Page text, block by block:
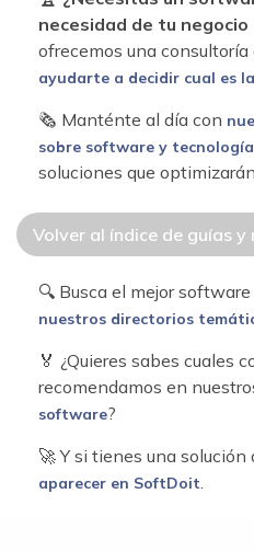
necesidad de tu negocio
ofrecemos una
ayudarte a decidir cual es
🗞 Manténte al día con
sobre software y
soluciones que
Volver al índice de guías
🔍 Busca el mejor
nuestros directorios
🏅 ¿Quieres sabes cuales
recomendamos en
software?
🚀 Y si tienes una
aparecer en SoftDoit.